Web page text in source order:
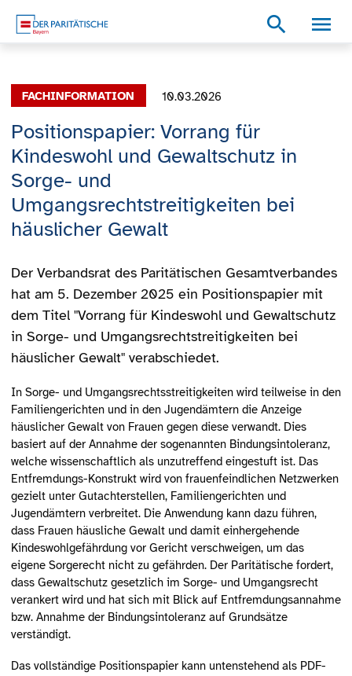
search
Positionspapier: Vorrang für
Kindeswohl und Gewaltschutz in
Sorge- und
Umgangsrechtstreitigkeiten bei
häuslicher Gewalt
10.03.2026
Der Verbandsrat des Paritätischen Gesamtverbandes
hat am 5. Dezember 2025 ein Positionspapier mit
dem Titel "Vorrang für Kindeswohl und Gewaltschutz
in Sorge- und Umgangsrechtstreitigkeiten bei
häuslicher Gewalt" verabschiedet.
In Sorge- und Umgangsrechtsstreitigkeiten wird teilweise in den
Familiengerichten und in den Jugendämtern die Anzeige
häuslicher Gewalt von Frauen gegen diese verwandt. Dies
basiert auf der Annahme der sogenannten Bindungsintoleranz,
welche wissenschaftlich als unzutreffend eingestuft ist. Das
Entfremdungs-Konstrukt wird von frauenfeindlichen Netzwerken
gezielt unter Gutachterstellen, Familiengerichten und
Jugendämtern verbreitet. Die Anwendung kann dazu führen,
dass Frauen häusliche Gewalt und damit einhergehende
Kindeswohlgefährdung vor Gericht verschweigen, um das
eigene Sorgerecht nicht zu gefährden. Der Paritätische fordert,
dass Gewaltschutz gesetzlich im Sorge- und Umgangsrecht
verankert wird und hat sich mit Blick auf Entfremdungsannahme
bzw. Annahme der Bindungsintoleranz auf Grundsätze
verständigt.
Das vollständige Positionspapier kann untenstehend als PDF-